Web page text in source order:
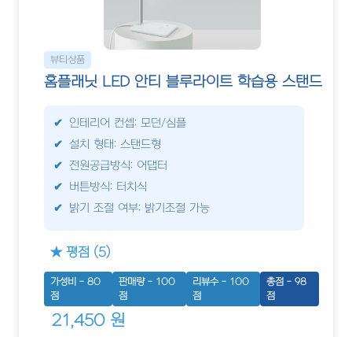
뷰티상품
홈플래닛 LED 안티 블루라이트 학습용 스탠드
인테리어 컨셉: 모던/심플
설치 형태: 스탠드형
전원공급방식: 어댑터
버튼방식: 터치식
밝기 조절 여부: 밝기조절 가능
★ 평점 (5)
가성비 - 80
점
판매량 - 100
점
리뷰수 - 100
점
총점 - 98
점
21,450 원